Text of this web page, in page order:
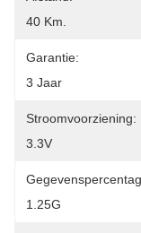
40 Km.
Garantie:
3 Jaar
Stroomvoorziening:
3.3V
1.25G